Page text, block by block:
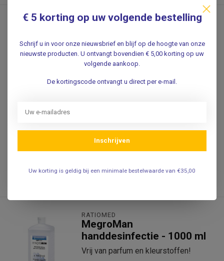
RATIOMED
Quattro RVS
Houd uw handschoenen
met de Handsch...
68,18 Excl. btw
RATIOMED
MegroMan
handdesinfectie - 1000 ml
Vrij van parfum en kleurstoffen!
€ 5 korting op uw volgende bestelling
Schrijf u in voor onze nieuwsbrief en blijf op de hoogte van onze
nieuwste producten. U ontvangt bovendien € 5,00 korting op uw
volgende aankoop.
De kortingscode ontvangt u direct per e-mail.
Inschrijven
Uw korting is geldig bij een minimale bestelwaarde van €35,00